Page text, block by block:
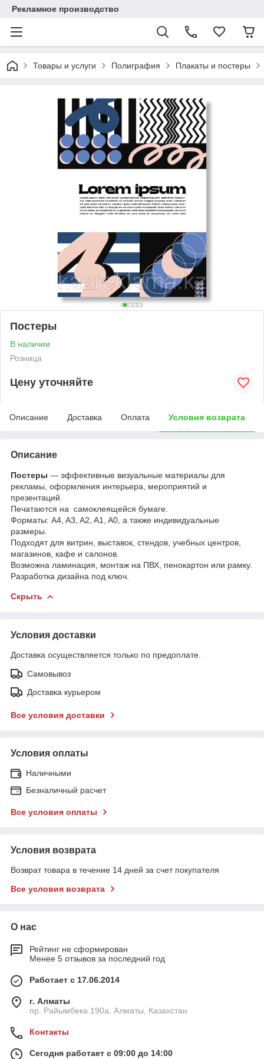
Рекламное производство
Товары и услуги Полиграфия Плакаты и постеры
Постеры
В наличии
Розница
Цену уточняйте
Описание Доставка Оплата Условия возврата
Описание
Постеры — эффективные визуальные материалы для
рекламы, оформления интерьера, мероприятий и
презентаций.
Печатаются на самоклеящейся бумаге.
Форматы: A4, A3, A2, A1, A0, а также индивидуальные
размеры.
Подходят для витрин, выставок, стендов, учебных центров,
магазинов, кафе и салонов.
Возможна ламинация, монтаж на ПВХ, пенокартон или рамку.
Разработка дизайна под ключ.
Скрыть
Условия доставки
Доставка осуществляется только по предоплате.
Самовывоз
Доставка курьером
Все условия доставки
Условия оплаты
Наличными
Безналичный расчет
Все условия оплаты
Условия возврата
Возврат товара в течение 14 дней за счет покупателя
Все условия возврата
О нас
Рейтинг не сформирован
Менее 5 отзывов за последний год
Работает с 17.06.2014
г. Алматы
пр. Райымбека 190а, Алматы, Казахстан
Контакты
Сегодня работает с 09:00 до 14:00